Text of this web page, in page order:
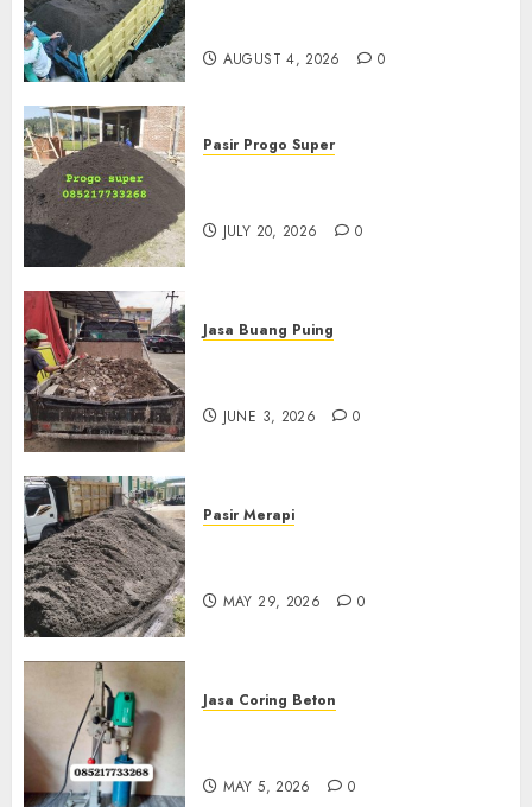
AUGUST 4, 2026 0
Pasir Progo Super
JULY 20, 2026 0
Jasa Buang Puing
JUNE 3, 2026 0
Pasir Merapi
MAY 29, 2026 0
Jasa Coring Beton
MAY 5, 2026 0